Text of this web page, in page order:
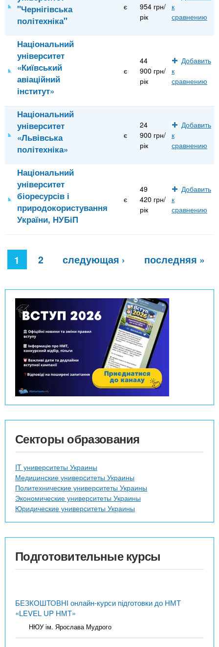
"Чернігівська
політехніка"
є
954 грн/
рік
к
сравнению
Національний
університет
«Київський
авіаційний
інститут»
є
44
900 грн/
рік
Добавить
к
сравнению
Національний
університет
«Львівська
політехніка»
є
24
900 грн/
рік
Добавить
к
сравнению
Національний
університет
біоресурсів і
природокористування
України, НУБіП
є
49
420 грн/
рік
Добавить
к
сравнению
С
р
1 2 следующая › последняя »
Секторы образования
IT университеты Украины
Медицинские университеты Украины
Политехнические университеты Украины
Экономические университеты Украины
Юридические университеты Украины
Подготовительные курсы
БЕЗКОШТОВНІ онлайн-курси підготовки до НМТ
«LEVEL UP НМТ»
НЮУ ім. Ярослава Мудрого